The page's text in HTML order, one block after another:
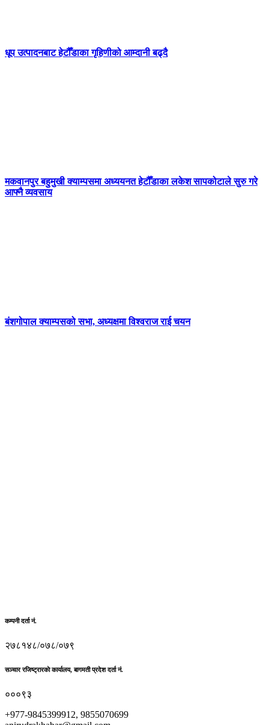
धूप उत्पादनबाट हेटौँडाका गृहिणीको आम्दानी बढ्दै
मकवानपुर बहुमुखी क्याम्पसमा अध्ययनत हेटौँडाका लकेश सापकोटाले सुरु गरे
आफ्नै व्यवसाय
बंशगोपाल क्याम्पसको सभा, अध्यक्षमा विश्वराज राई चयन
कम्पनी दर्ता नं.
२७८१४८/०७८/०७९
सञ्चार रजिष्ट्रारकाे कार्यालय, बागमती प्रदेश दर्ता नं.
०००९३
+977-9845399912, 9855070699